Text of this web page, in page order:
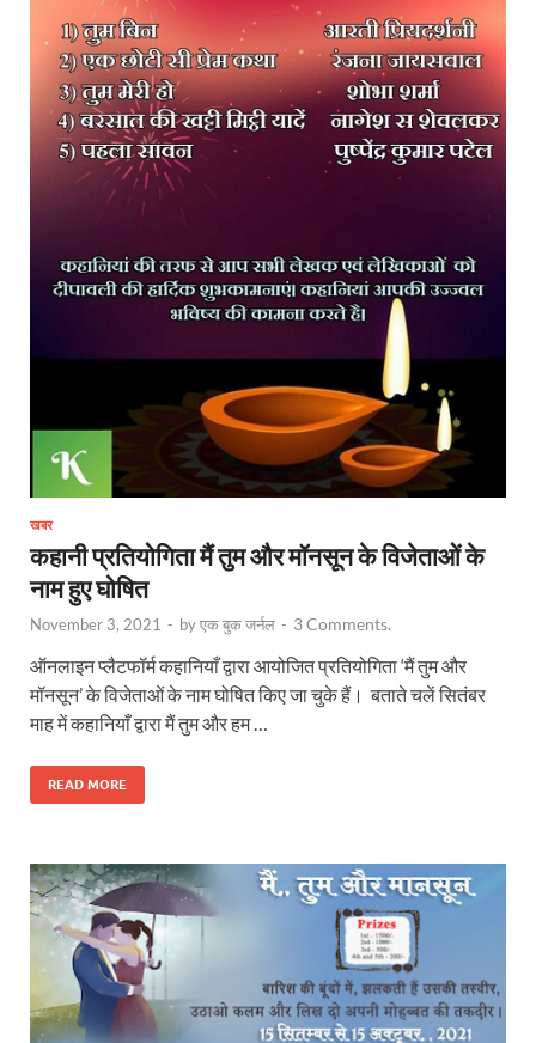
खबर
कहानी प्रतियोगिता मैं तुम और मॉनसून के विजेताओं के
नाम हुए घोषित
November 3, 2021 - byएक बुक जर्नल - 3 Comments.
ऑनलाइन प्लैटफॉर्म कहानियाँ द्वारा आयोजित प्रतियोगिता ‘मैं तुम और
मॉनसून’ के विजेताओं के नाम घोषित किए जा चुके हैं। बताते चलें सितंबर
माह में कहानियाँ द्वारा मैं तुम और हम …
READ MORE